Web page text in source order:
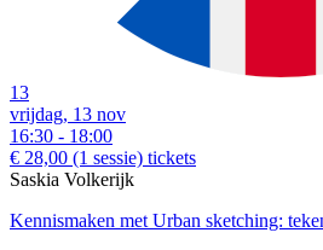
13
vrijdag, 13 nov
16:30 - 18:00
€ 28,00 (1 sessie) tickets
Saskia Volkerijk
Kennismaken met Urban sketching: